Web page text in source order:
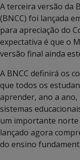
A terceira versão da
(BNCC) foi lançada
para apreciação do
expectativa é que o
versão final ainda
A BNCC definirá os
que todos os
aprender, ano a ano,
sistemas
um importante norte
lançado agora
do ensino